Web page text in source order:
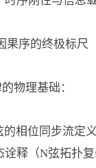
果序的终极标尺
物理基础：
的相位同步流定
诠释（N弦拓扑